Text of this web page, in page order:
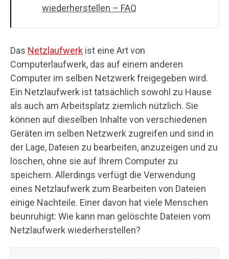
wiederherstellen – FAQ
Das Netzlaufwerk ist eine Art von
Computerlaufwerk, das auf einem anderen
Computer im selben Netzwerk freigegeben wird.
Ein Netzlaufwerk ist tatsächlich sowohl zu Hause
als auch am Arbeitsplatz ziemlich nützlich. Sie
können auf dieselben Inhalte von verschiedenen
Geräten im selben Netzwerk zugreifen und sind in
der Lage, Dateien zu bearbeiten, anzuzeigen und zu
löschen, ohne sie auf Ihrem Computer zu
speichern. Allerdings verfügt die Verwendung
eines Netzlaufwerk zum Bearbeiten von Dateien
einige Nachteile. Einer davon hat viele Menschen
beunruhigt: Wie kann man gelöschte Dateien vom
Netzlaufwerk wiederherstellen?